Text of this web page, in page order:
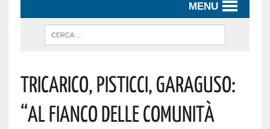
MENU
Tricarico, Pisticci, Garaguso:
“al Fianco Delle Comunità